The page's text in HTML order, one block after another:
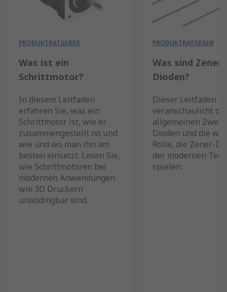
PRODUKTRATGEBER
Was ist ein
Schrittmotor?
In diesem Leitfaden
erfahren Sie, was ein
Schrittmotor ist, wie er
zusammengestellt ist und
wie und wo man ihn am
besten einsetzt. Lesen Sie,
wie Schrittmotoren bei
modernen Anwendungen
wie 3D Druckern
unabdingbar sind.
PRODUKTRATGEBER
Was sind Zener-
Dioden?
Dieser Leitfaden
veranschaulicht
allgemeinen
Dioden und die
Rolle, die Zener-
der modernen
spielen.